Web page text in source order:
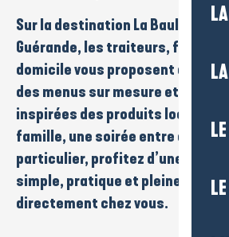
Sur la destination La Baule-
Guérande, les traiteurs,
domicilevous proposent des
des menus sur mesure et des
inspirées des produits locaux.
famille, une soirée entre amis ou
particulier, profitez d’une
simple, pratique et pleine de
directement chez vous.